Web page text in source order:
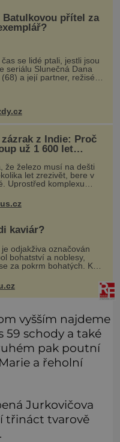
Batulkovou přítel za
se lidé ptali, jestli jsou
seriálu Slunečná Dana
a její partner, režisér
z Indie: Proč
už 1 600 let
že železo musí na dešti
let zrezivět, bere v
Uprostřed komplexu
než sedm metrů
sloup, který už
let odolává počasí
kaviár?
odjakživa označován
bohatství a noblesy,
za pokrm bohatých. K
a obsahují
jsou jikr
vyšším najdeme
59 schody a také
pak poutní
a řeholní
Jurkovičova
třináct tvarově